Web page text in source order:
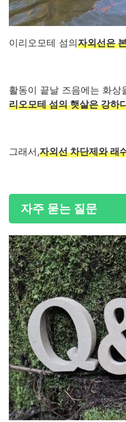
이리오모테 섬의자외선은
활동이 끝날 즈음에는 화상
리오모테 섬의 햇살은 강하
그래서,자외선 차단제와 래
자주 묻는 질문